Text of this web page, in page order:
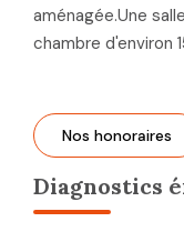
aménagée.Une
chambre d'environ
Nos honoraires
Diagnostics